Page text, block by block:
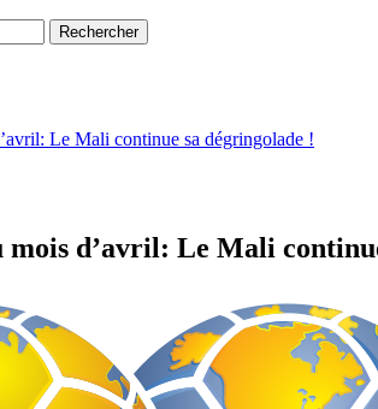
Le Mali continue sa dégringolade !
mois d’avril: Le Mali